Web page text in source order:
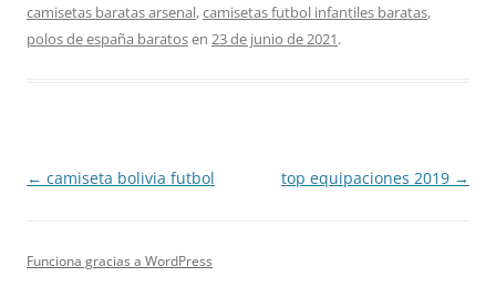
camisetas baratas arsenal,camisetas futbol infantiles baratas,
polos de españa baratosen 23 de junio de 2021.
Navegación
← camiseta bolivia futbol top equipaciones 2019 →
Funciona gracias a WordPress